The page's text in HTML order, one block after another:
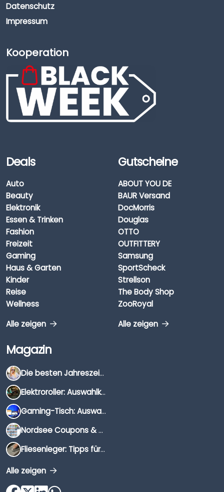
Datenschutz
Impressum
Kooperation
Deals
Auto
Beauty
Elektronik
Essen & Trinken
Fashion
Freizeit
Gaming
Haus & Garten
Kinder
Reise
Wellness
Alle zeigen
Gutscheine
ABOUT YOU DE
BAUR Versand
DocMorris
Douglas
OTTO
OUTFITTERY
Samsung
SportScheck
Strellson
The Body Shop
ZooRoyal
Alle zeigen
Magazin
Die besten Jahreszeiten für Schnäppchenjäger
Elektroroller: Auswahlkriterien, Unterschiede & Tipps
Gaming-Tisch: Auswahlkriterien, Unterschiede & Tipps
Nordsee Coupons & Gutscheine 2026
Fliesenleger: Tipps für die Auswahl
Alle zeigen